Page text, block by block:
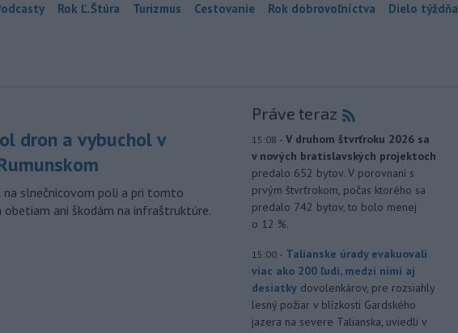
Rok Ľ.Štúra Turizmus Cestovanie Rok dobrovoľníctva Dielo týždňa
dron a vybuchol v
na slnečnicovom poli a pri tomto
obetiam ani škodám na infraštruktúre.
Práve teraz
15:08 - V druhom štvrťroku 2026 sa
v nových bratislavských projektoch
predalo 652 bytov. V porovnaní s
prvým štvrťrokom, počas ktorého sa
predalo 742 bytov, to bolo menej
o 12 %.
15:00 - Talianske úrady evakuovali
viac ako 200 ľudí, medzi nimi aj
desiatky dovolenkárov, pre rozsiahly
lesný požiar v blízkosti Gardského
jazera na severe Talianska, uviedli v